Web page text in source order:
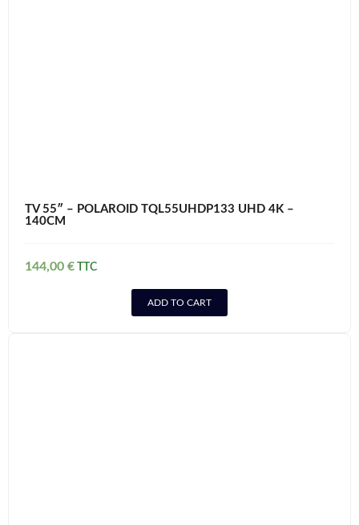
TV 55″ – POLAROID TQL55UHDP133 UHD 4K –
140CM
144,00 €
ADD TO CART